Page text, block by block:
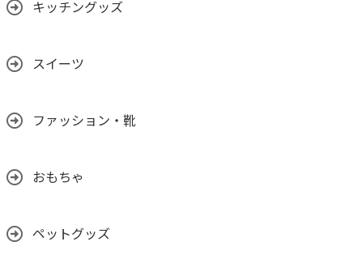
キッチングッズ
スイーツ
ファッション・靴
おもちゃ
ペットグッズ